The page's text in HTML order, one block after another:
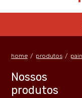
home / produtos /
Nossos
produtos